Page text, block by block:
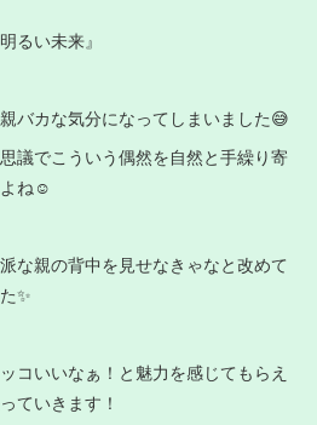
るい未来』
バカな気分になってしまいました😅
議でこういう偶然を自然と手繰り寄
ね☺️
な親の背中を見せなきゃなと改めて
✨
コいいなぁ！と魅力を感じてもらえ
ていきます！